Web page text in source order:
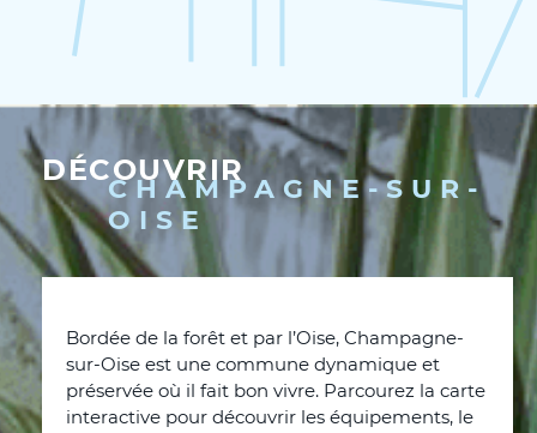
DÉCOUVRIR
CHAMPAGNE-SUR-
OISE
Bordée de la forêt et par l’Oise, Champagne-
sur-Oise est une commune dynamique et
préservée où il fait bon vivre. Parcourez la carte
interactive pour découvrir les équipements, le